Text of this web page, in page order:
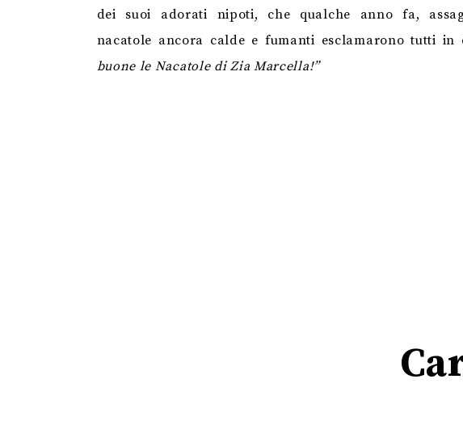
dei suoi adorati nipoti, che qualche anno fa,
nacatole ancora calde e fumanti esclamarono tutti in
buone le Nacatole di Zia Marcella!”